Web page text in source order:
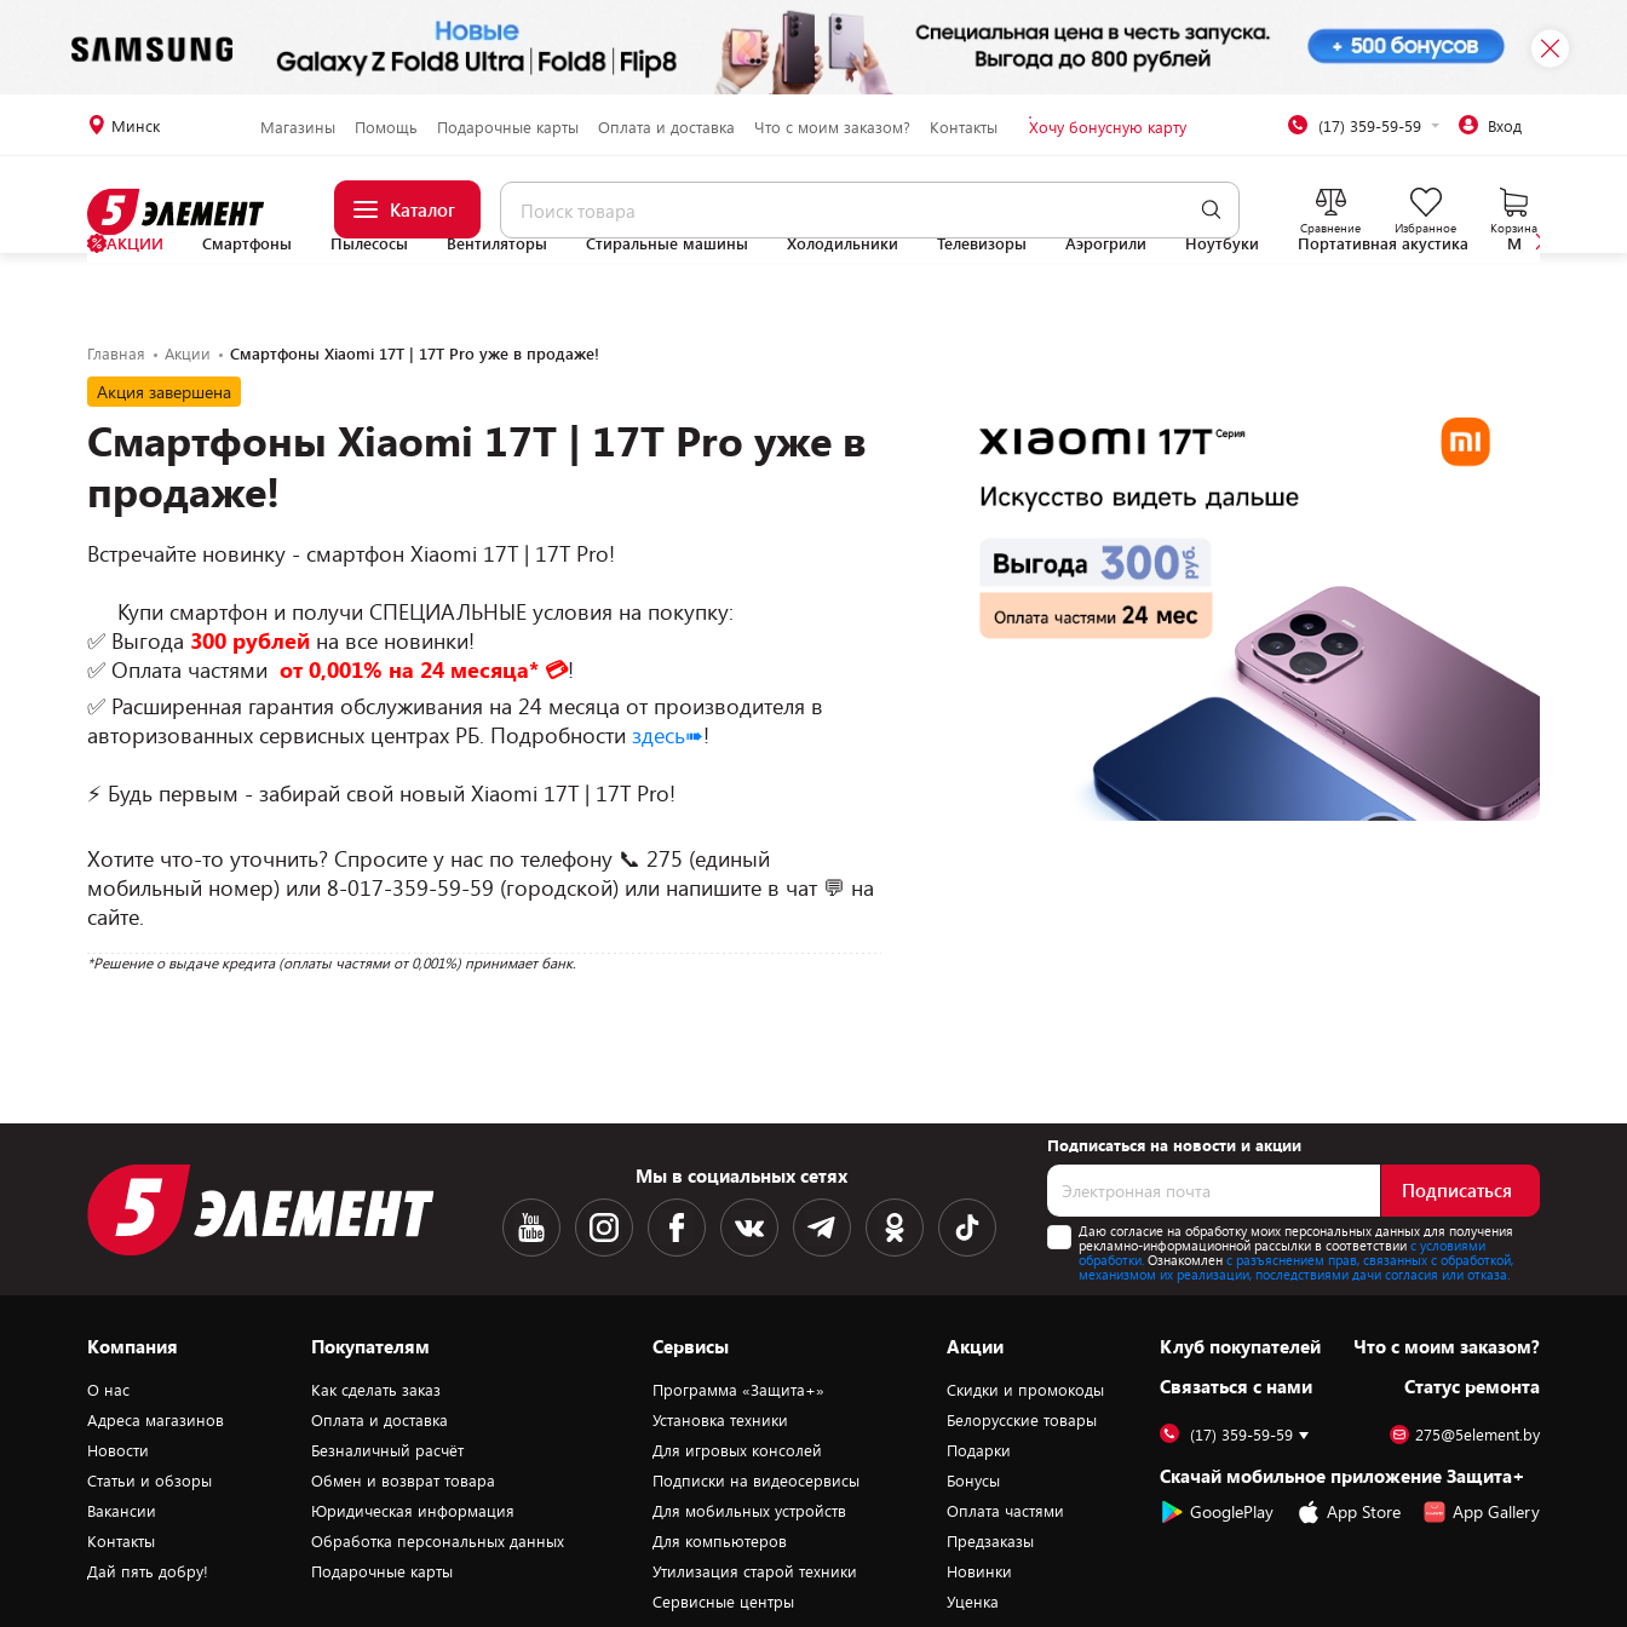
Минск Магазины Помощь Подарочные карты Оплата и доставка Что с моим заказом? Контакты Хочу бонусную карту (17) 359-59-59 Вход
Каталог
Сравнение Избранное Корзина
АКЦИИ Смартфоны Пылесосы Вентиляторы Стиральные машины Холодильники Телевизоры Аэрогрили Ноутбуки Портативная акустика
Главная Акции Смартфоны Xiaomi 17T | 17T Pro уже в продаже!
Акция завершена
Смартфоны Xiaomi 17T | 17T Pro уже в
продаже!
Встречайте новинку - смартфон Xiaomi 17T | 17T Pro!
✅ Выгода 300 рублей на все новинки!
✅ Оплата частями от 0,001% на 24 месяца* 💳!
✅ Расширенная гарантия обслуживания на 24 месяца от производителя в
авторизованных сервисных центрах РБ. Подробности здесь➠!
⚡ Будь первым - забирай свой новый Xiaomi 17T | 17T Pro!
Хотите что-то уточнить? Спросите у нас по телефону 📞 275 (единый
мобильный номер) или 8-017-359-59-59 (городской) или напишите в чат 💬 на
сайте.
*Решение о выдаче кредита (оплаты частями от 0,001%) принимает банк.
Мы в социальных сетях
Подписаться на новости и акции
Подписаться
Даю согласие на обработку моих персональных данных для получения
рекламно-информационной рассылки в соответствиис условиями
обработки. Ознакомлен с разъяснением прав, связанных с обработкой,
механизмом их реализации, последствиями дачи согласия или отказа.
Компания
О нас
Адреса магазинов
Новости
Статьи и обзоры
Вакансии
Контакты
Дай пять добру!
Покупателям
Как сделать заказ
Оплата и доставка
Безналичный расчёт
Обмен и возврат товара
Юридическая информация
Обработка персональных данных
Подарочные карты
Сервисы
Программа «Защита+»
Установка техники
Для игровых консолей
Подписки на видеосервисы
Для мобильных устройств
Для компьютеров
Утилизация старой техники
Сервисные центры
Акции
Скидки и промокоды
Белорусские товары
Подарки
Бонусы
Оплата частями
Предзаказы
Новинки
Уценка
Клуб покупателей
Cвязаться с нами
Что с моим заказом?
Статус ремонта
(17) 359-59-59 275@5element.by
Скачай мобильное приложение Защита+
GooglePlay App Store App Gallery